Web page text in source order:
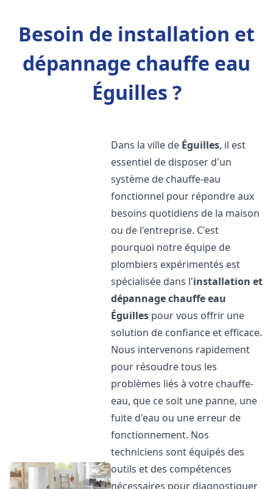
Besoin de installation et
dépannage chauffe eau
Éguilles ?
Dans la ville de Éguilles, il est
essentiel de disposer d'un
système de chauffe-eau
fonctionnel pour répondre aux
besoins quotidiens de la maison
ou de l'entreprise. C'est
pourquoi notre équipe de
plombiers expérimentés est
spécialisée dans l'installation et
dépannage chauffe eau
Éguilles pour vous offrir une
solution de confiance et efficace.
Nous intervenons rapidement
pour résoudre tous les
problèmes liés à votre chauffe-
eau, que ce soit une panne, une
fuite d'eau ou une erreur de
fonctionnement. Nos
techniciens sont équipés des
outils et des compétences
nécessaires pour diagnostiquer